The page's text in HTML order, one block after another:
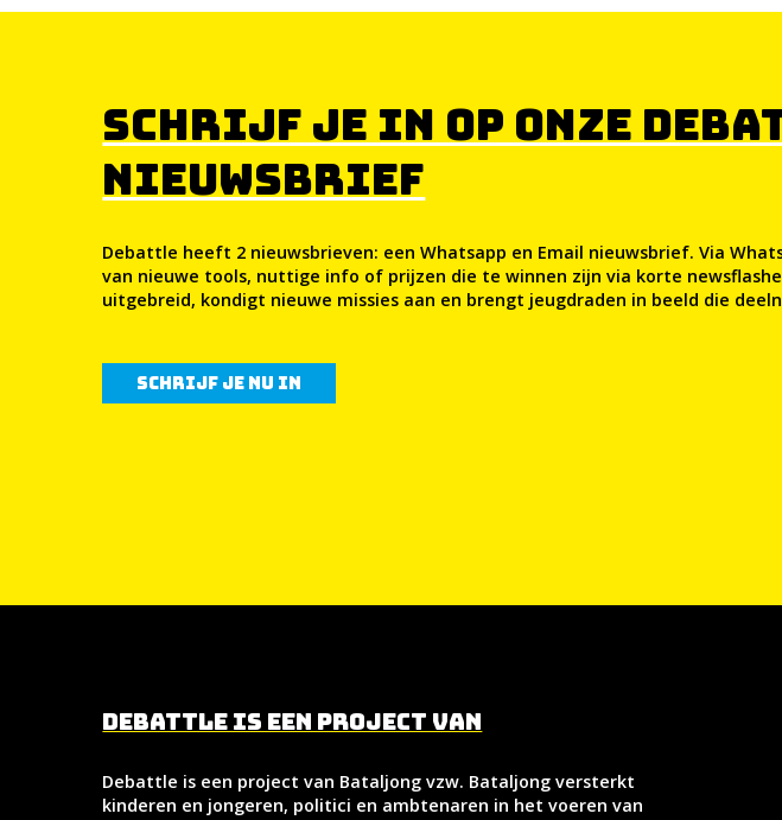
SCHRIJF JE IN OP ONZE
NIEUWSBRIEF
Debattle heeft 2 nieuwsbrieven: een Whatsapp en Email nieuwsbrief. Via
van nieuwe tools, nuttige info of prijzen die te winnen zijn via korte
uitgebreid, kondigt nieuwe missies aan en brengt jeugdraden in beeld die
Schrijf je nu in
Debattle is een project van
Debattle is een project van Bataljong vzw. Bataljong versterkt
kinderen en jongeren, politici en ambtenaren in het voeren van